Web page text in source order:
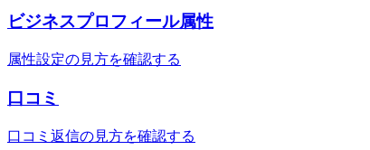
ビジネスプロフィール属性
属性設定の見方を確認する
口コミ
口コミ返信の見方を確認する